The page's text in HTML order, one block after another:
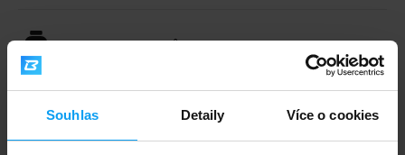
Souhlas Detaily Více o cookies
3000+ produktů ihned k odběru
1.000.000+ objednávek